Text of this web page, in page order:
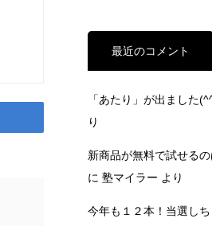
最近のコメント
「あたり」が出ました
り
新商品が無料で試せる
に 塾マイラー より
今年も１２本！当選し